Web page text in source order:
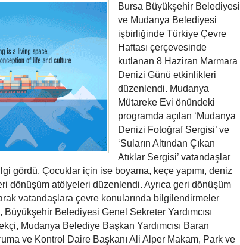
Bursa Büyükşehir Belediyesi
ve Mudanya Belediyesi
işbirliğinde Türkiye Çevre
Haftası çerçevesinde
kutlanan 8 Haziran Marmara
Denizi Günü etkinlikleri
düzenlendi. Mudanya
Mütareke Evi önündeki
programda açılan ‘Mudanya
Denizi Fotoğraf Sergisi’ ve
‘Suların Altından Çıkan
Atıklar Sergisi’ vatandaşlar
gördü. Çocuklar için ise boyama, keçe yapımı, deniz
dönüşüm atölyeleri düzenlendi. Ayrıca geri dönüşüm
vatandaşlara çevre konularında bilgilendirmeler
Büyükşehir Belediyesi Genel Sekreter Yardımcısı
Mudanya Belediye Başkan Yardımcısı Baran
ve Kontrol Daire Başkanı Ali Alper Makam, Park ve